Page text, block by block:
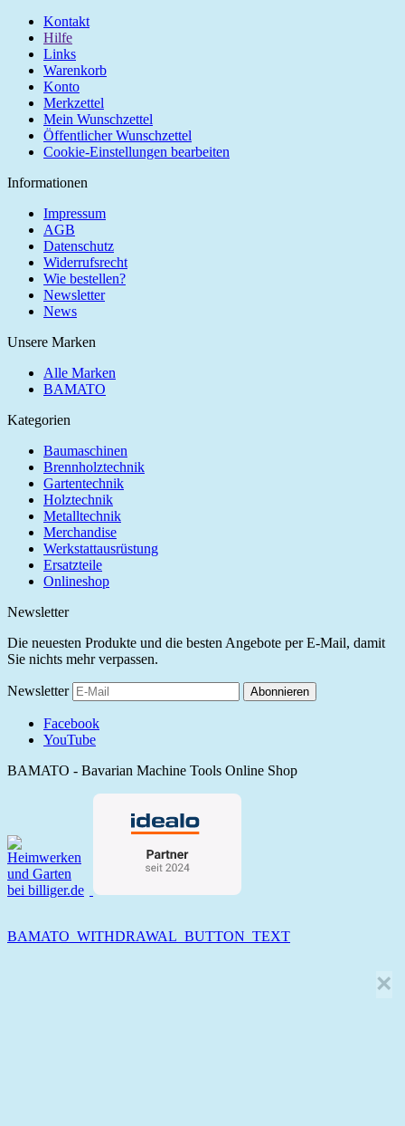
Kontakt
Hilfe
Links
Warenkorb
Konto
Merkzettel
Mein Wunschzettel
Öffentlicher Wunschzettel
Cookie-Einstellungen bearbeiten
Informationen
Impressum
AGB
Datenschutz
Widerrufsrecht
Wie bestellen?
Newsletter
News
Unsere Marken
Alle Marken
BAMATO
Kategorien
Baumaschinen
Brennholztechnik
Gartentechnik
Holztechnik
Metalltechnik
Merchandise
Werkstattausrüstung
Ersatzteile
Onlineshop
Newsletter
Die neuesten Produkte und die besten Angebote per E-Mail, damit
Sie nichts mehr verpassen.
Newsletter Abonnieren
Facebook
YouTube
BAMATO - Bavarian Machine Tools Online Shop
BAMATO_WITHDRAWAL_BUTTON_TEXT
×